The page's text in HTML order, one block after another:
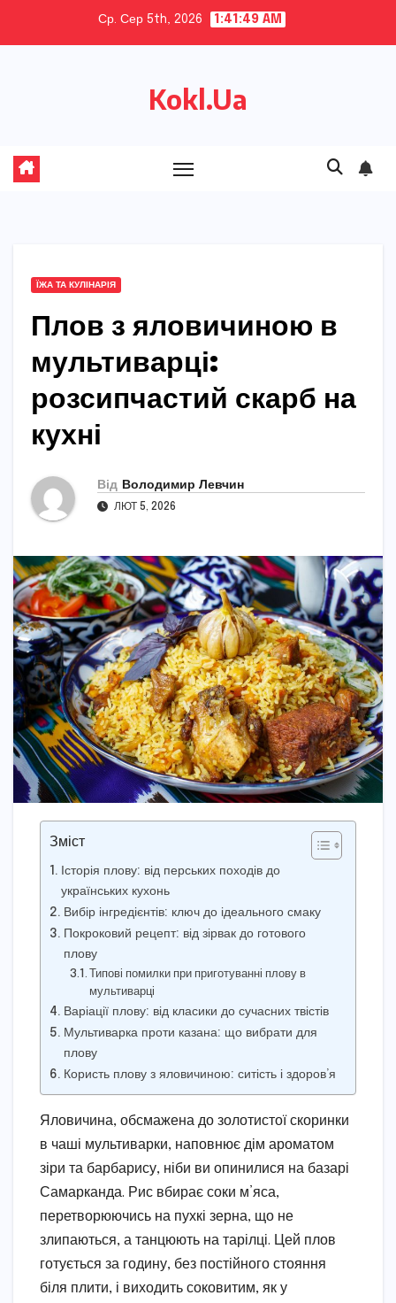
Ср. Сер 5th, 2026 1:41:50 AM
Kokl.Ua
ЇЖА ТА КУЛІНАРІЯ
Плов з яловичиною в
мультиварці:
розсипчастий скарб на
кухні
Від Володимир Левчин
ЛЮТ 5, 2026
Зміст
Історія плову: від перських походів до
українських кухонь
Вибір інгредієнтів: ключ до ідеального смаку
Покроковий рецепт: від зірвак до готового
плову
Типові помилки при приготуванні плову в
мультиварці
Варіації плову: від класики до сучасних твістів
Мультиварка проти казана: що вибрати для
плову
Користь плову з яловичиною: ситість і здоров’я
Яловичина, обсмажена до золотистої скоринки
в чаші мультиварки, наповнює дім ароматом
зіри та барбарису, ніби ви опинилися на базарі
Самарканда. Рис вбирає соки м’яса,
перетворюючись на пухкі зерна, що не
злипаються, а танцюють на тарілці. Цей плов
готується за годину, без постійного стояння
біля плити, і виходить соковитим, як у